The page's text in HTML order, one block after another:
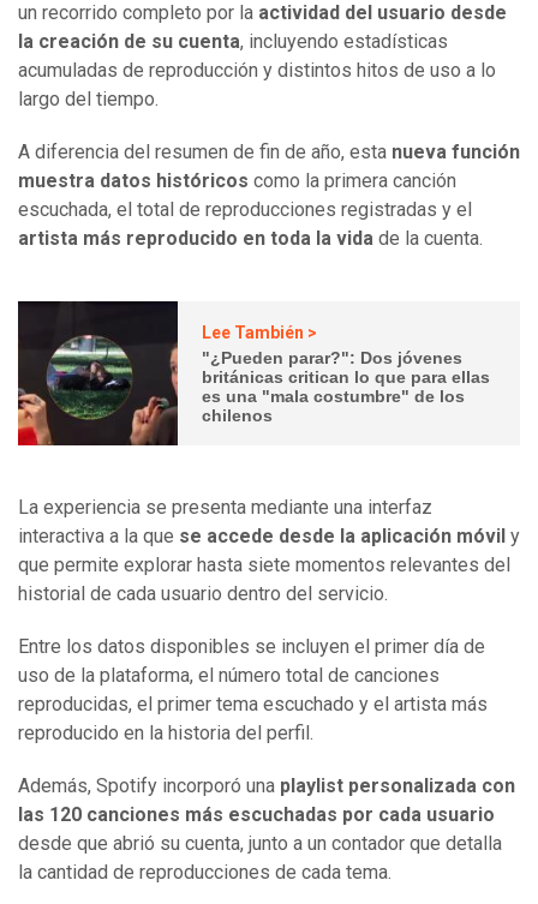
un recorrido completo por la actividad del usuario desde
la creación de su cuenta, incluyendo estadísticas
acumuladas de reproducción y distintos hitos de uso a lo
largo del tiempo.
A diferencia del resumen de fin de año, esta nueva función
muestra datos históricos como la primera canción
escuchada, el total de reproducciones registradas y el
artista más reproducido en toda la vida de la cuenta.
Lee También >
"¿Pueden parar?": Dos jóvenes
británicas critican lo que para ellas
es una "mala costumbre" de los
chilenos
La experiencia se presenta mediante una interfaz
interactiva a la que se accede desde la aplicación móvil y
que permite explorar hasta siete momentos relevantes del
historial de cada usuario dentro del servicio.
Entre los datos disponibles se incluyen el primer día de
uso de la plataforma, el número total de canciones
reproducidas, el primer tema escuchado y el artista más
reproducido en la historia del perfil.
Además, Spotify incorporó una playlist personalizada con
las 120 canciones más escuchadas por cada usuario
desde que abrió su cuenta, junto a un contador que detalla
la cantidad de reproducciones de cada tema.